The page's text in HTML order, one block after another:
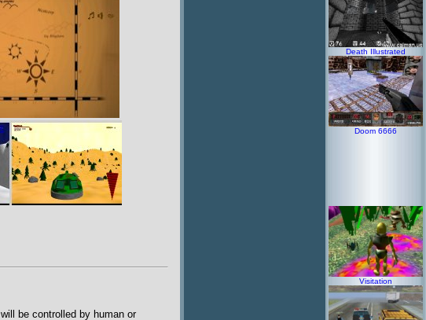
be controlled by human or
Death Illustrated
Doom 6666
Visitation